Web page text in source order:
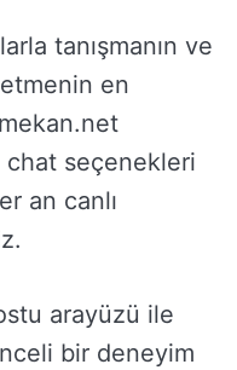
tanışmanın ve
en
seçenekleri
an canlı
arayüzü ile
bir deneyim